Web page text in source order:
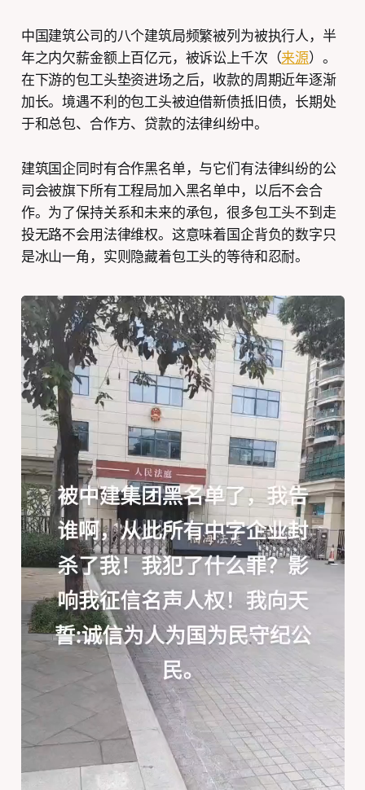
中国建筑公司的八个建筑局频繁被列为被执行人，半
年之内欠薪金额上百亿元，被诉讼上千次（来源）。
在下游的包工头垫资进场之后，收款的周期近年逐渐
加长。境遇不利的包工头被迫借新债抵旧债，长期处
于和总包、合作方、贷款的法律纠纷中。
建筑国企同时有合作黑名单，与它们有法律纠纷的公
司会被旗下所有工程局加入黑名单中，以后不会合
作。为了保持关系和未来的承包，很多包工头不到走
投无路不会用法律维权。这意味着国企背负的数字只
是冰山一角，实则隐藏着包工头的等待和忍耐。